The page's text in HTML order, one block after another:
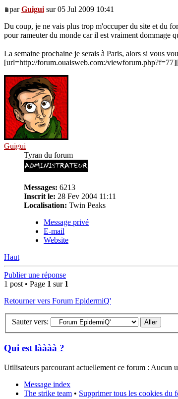
parGuigui sur 05 Jul 2009 10:41
Du coup, je ne vais plus trop m'occuper du site et du
pour rameuter du monde car il est vraiment dommage
La semaine prochaine je serais à Paris, alors si vous
[url=http://forum.ouaisweb.com:/
Guigui
Tyran du forum
Messages: 6213
Inscrit le: 28 Fev 2004 11:11
Localisation: Twin Peaks
Message privé
E-mail
Website
Haut
Publier une réponse
1 post • Page 1 sur 1
Retourner vers Forum EpidermiQ'
Sauter vers:
Qui est làààà ?
Utilisateurs parcourant actuellement ce forum : Aucun
Message index
The strike team • Supprimer tous les cookies du